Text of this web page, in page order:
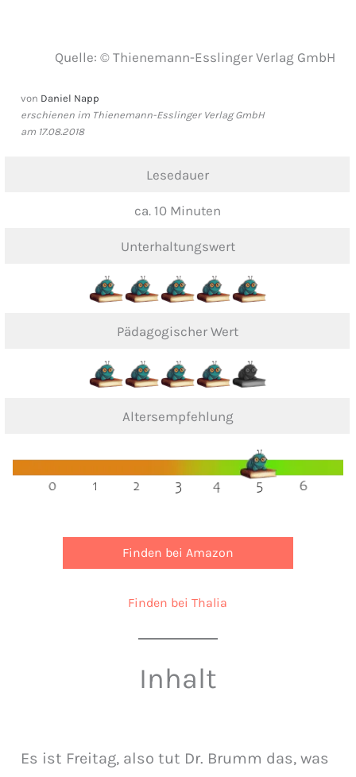
Quelle: © Thienemann-Esslinger Verlag GmbH
von Daniel Napp
erschienen im Thienemann-Esslinger Verlag GmbH
am 17.08.2018
Lesedauer
ca. 10 Minuten
Unterhaltungswert
Pädagogischer Wert
Altersempfehlung
Finden bei Amazon
Finden bei Thalia
Inhalt
Es ist Freitag, also tut Dr. Brumm das, was